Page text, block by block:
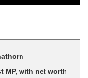
MP, with net worth